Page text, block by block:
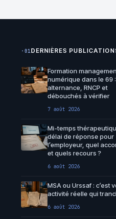
·01DERNIÈRES
Formation
numérique dans le 69 :
alternance, RNCP et
débouchés à vérifier
7 août 2026
Mi-temps
délai de réponse pour
l’employeur, quel
et quels recours ?
6 août 2026
MSA ou Urssaf : c’est
activité réelle qui
6 août 2026